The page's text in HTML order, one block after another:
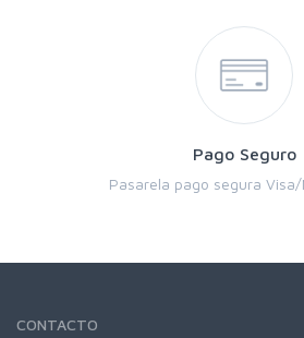
Pago Seguro
Pasarela pago segura
CONTACTO